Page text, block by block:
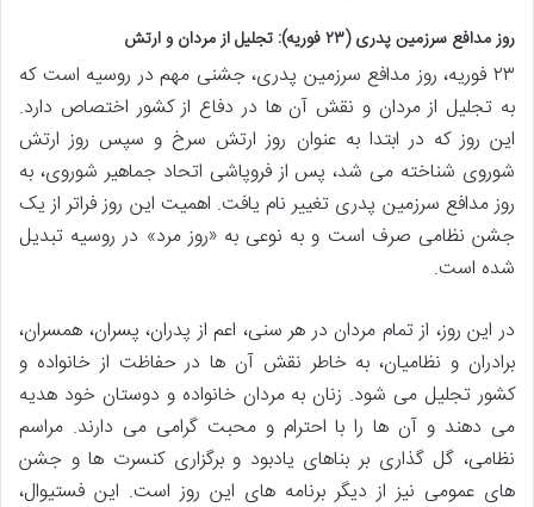
روز مدافع سرزمین پدری (۲۳ فوریه): تجلیل از مردان و ارتش
۲۳ فوریه، روز مدافع سرزمین پدری، جشنی مهم در روسیه است که
به تجلیل از مردان و نقش آن ها در دفاع از کشور اختصاص دارد.
این روز که در ابتدا به عنوان روز ارتش سرخ و سپس روز ارتش
شوروی شناخته می شد، پس از فروپاشی اتحاد جماهیر شوروی، به
روز مدافع سرزمین پدری تغییر نام یافت. اهمیت این روز فراتر از یک
جشن نظامی صرف است و به نوعی به «روز مرد» در روسیه تبدیل
شده است.
در این روز، از تمام مردان در هر سنی، اعم از پدران، پسران، همسران،
برادران و نظامیان، به خاطر نقش آن ها در حفاظت از خانواده و
کشور تجلیل می شود. زنان به مردان خانواده و دوستان خود هدیه
می دهند و آن ها را با احترام و محبت گرامی می دارند. مراسم
نظامی، گل گذاری بر بناهای یادبود و برگزاری کنسرت ها و جشن
های عمومی نیز از دیگر برنامه های این روز است. این فستیوال،